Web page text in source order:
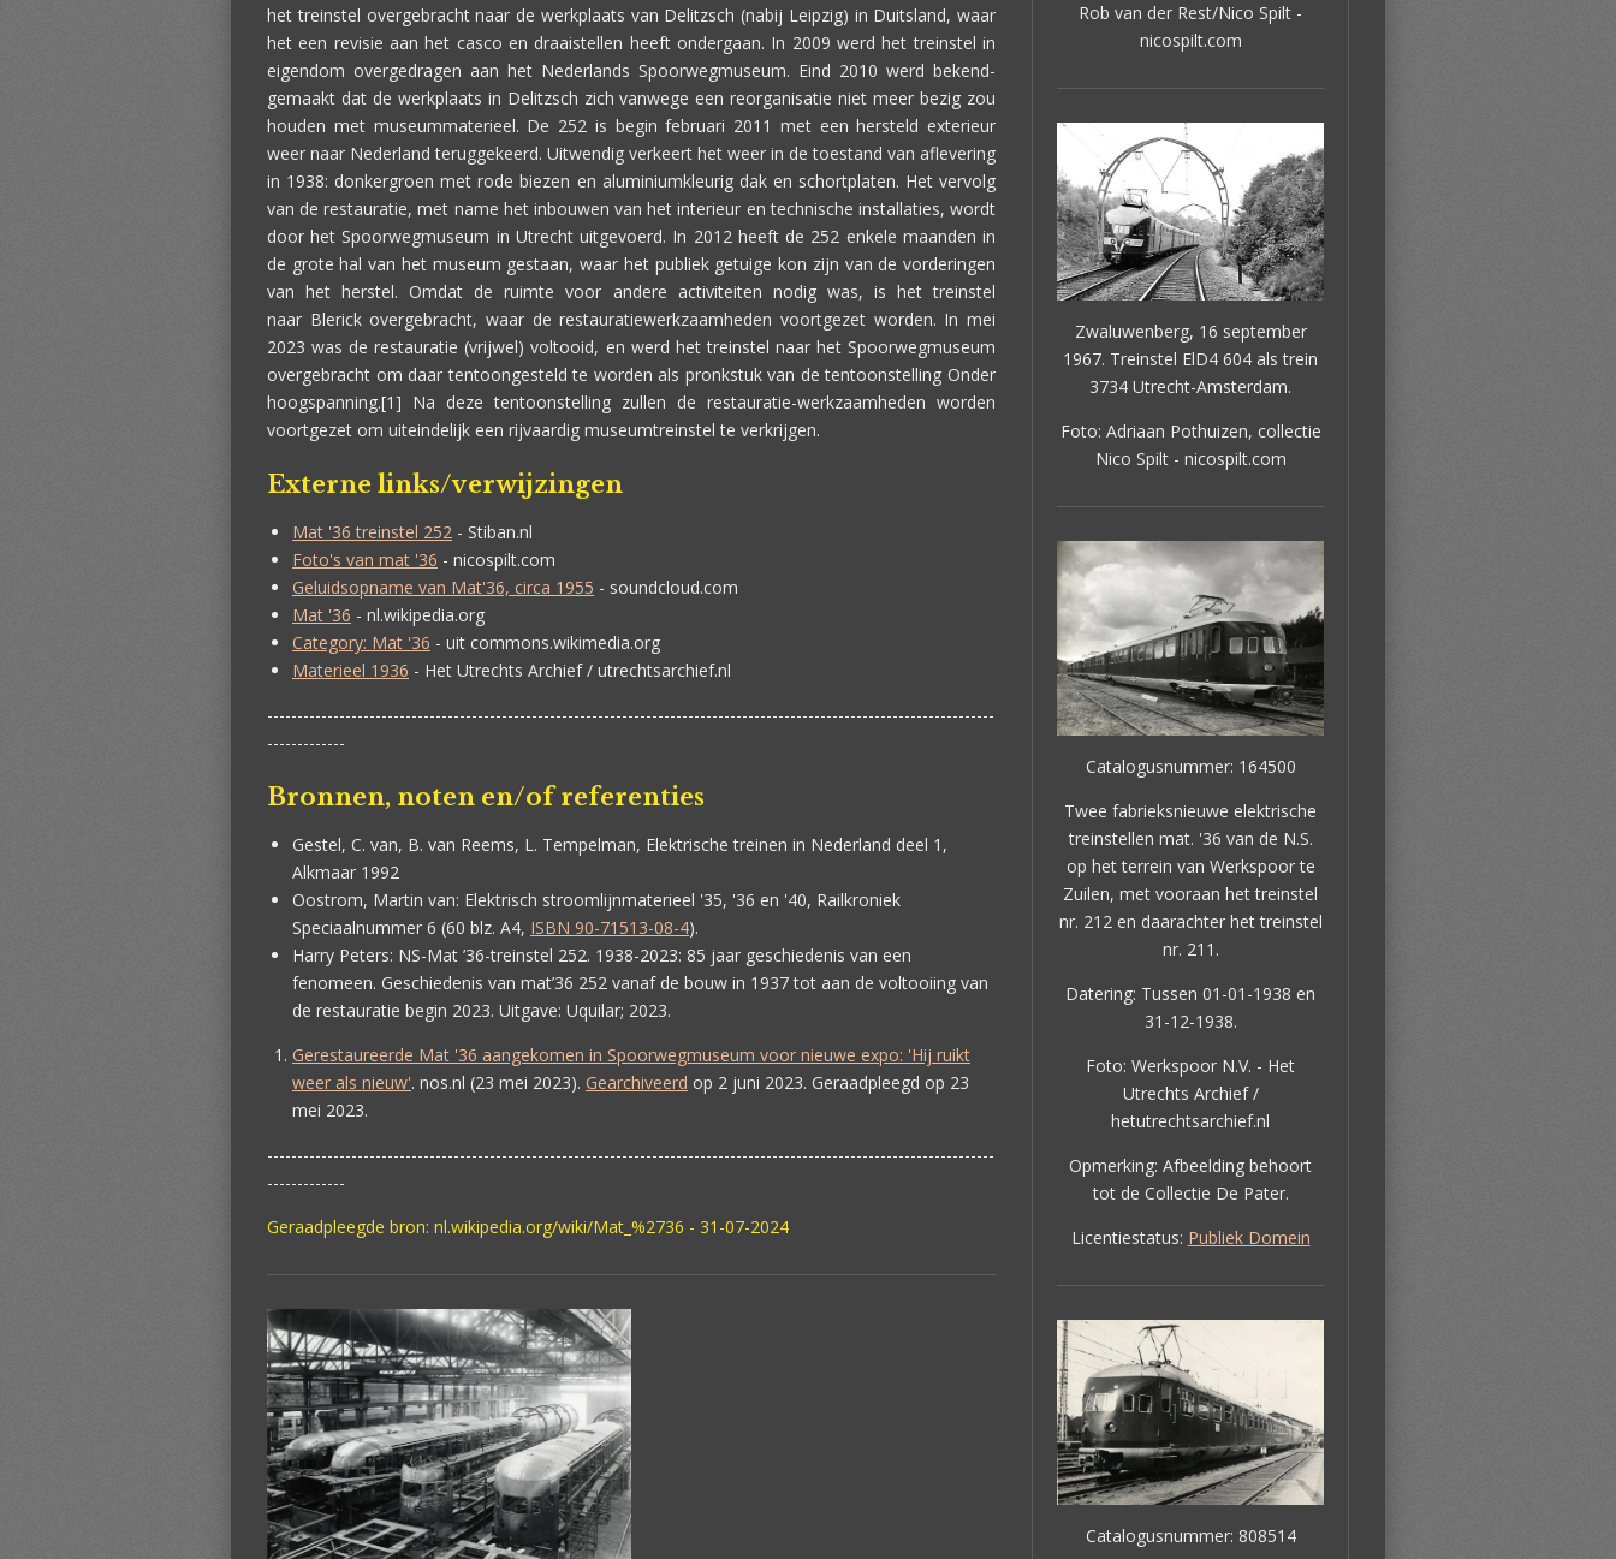
het treinstel overgebracht naar de werkplaats van Delitzsch (nabij Leipzig) in Duitsland, waar
het een revisie aan het casco en draaistellen heeft ondergaan. In 2009 werd het treinstel in
eigendom overgedragen aan het Nederlands Spoorwegmuseum. Eind 2010 werd bekend-
gemaakt dat de werkplaats in Delitzsch zich vanwege een reorganisatie niet meer bezig zou
houden met museummaterieel. De 252 is begin februari 2011 met een hersteld exterieur
weer naar Nederland teruggekeerd. Uitwendig verkeert het weer in de toestand van aflevering
in 1938: donkergroen met rode biezen en aluminiumkleurig dak en schortplaten. Het vervolg
van de restauratie, met name het inbouwen van het interieur en technische installaties, wordt
door het Spoorwegmuseum in Utrecht uitgevoerd. In 2012 heeft de 252 enkele maanden in
de grote hal van het museum gestaan, waar het publiek getuige kon zijn van de vorderingen
van het herstel. Omdat de ruimte voor andere activiteiten nodig was, is het treinstel
naar Blerick overgebracht, waar de restauratiewerkzaamheden voortgezet worden. In mei
2023 was de restauratie (vrijwel) voltooid, en werd het treinstel naar het Spoorwegmuseum
overgebracht om daar tentoongesteld te worden als pronkstuk van de tentoonstelling Onder
hoogspanning.[1] Na deze tentoonstelling zullen de restauratie-werkzaamheden worden
voortgezet om uiteindelijk een rijvaardig museumtreinstel te verkrijgen.
Externe links/verwijzingen
Mat '36 treinstel 252 - Stiban.nl
Foto's van mat '36 - nicospilt.com
Geluidsopname van Mat'36, circa 1955 - soundcloud.com
Mat '36 - nl.wikipedia.org
Category: Mat '36 - uit commons.wikimedia.org
Materieel 1936 - Het Utrechts Archief / utrechtsarchief.nl
-------------------------------------------------------------------------------------------------------------------------
-------------
Bronnen, noten en/of referenties
Gestel, C. van, B. van Reems, L. Tempelman, Elektrische treinen in Nederland deel 1,
Alkmaar 1992
Oostrom, Martin van: Elektrisch stroomlijnmaterieel '35, '36 en '40, Railkroniek
Speciaalnummer 6 (60 blz. A4, ISBN 90-71513-08-4).
Harry Peters: NS-Mat ’36-treinstel 252. 1938-2023: 85 jaar geschiedenis van een
fenomeen. Geschiedenis van mat’36 252 vanaf de bouw in 1937 tot aan de voltooiing van
de restauratie begin 2023. Uitgave: Uquilar; 2023.
Gerestaureerde Mat '36 aangekomen in Spoorwegmuseum voor nieuwe expo: 'Hij ruikt
weer als nieuw'. nos.nl (23 mei 2023). Gearchiveerd op 2 juni 2023. Geraadpleegd op 23
mei 2023.
-------------------------------------------------------------------------------------------------------------------------
-------------
Geraadpleegde bron: nl.wikipedia.org/wiki/Mat_%2736 - 31-07-2024
Rob van der Rest/Nico Spilt -
nicospilt.com
Zwaluwenberg, 16 september
1967. Treinstel ElD4 604 als trein
3734 Utrecht-Amsterdam.
Foto: Adriaan Pothuizen, collectie
Nico Spilt - nicospilt.com
Catalogusnummer: 164500
Twee fabrieksnieuwe elektrische
treinstellen mat. '36 van de N.S.
op het terrein van Werkspoor te
Zuilen, met vooraan het treinstel
nr. 212 en daarachter het treinstel
nr. 211.
Datering: Tussen 01-01-1938 en
31-12-1938.
Foto: Werkspoor N.V. - Het
Utrechts Archief /
hetutrechtsarchief.nl
Opmerking: Afbeelding behoort
tot de Collectie De Pater.
Licentiestatus: Publiek Domein
Catalogusnummer: 808514